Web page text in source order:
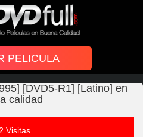
[DVD5-R1] [Latino] en
calidad
Visitas